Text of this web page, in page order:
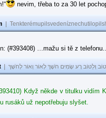
nevim, třeba to za 30 let
(#393408) …mažu si tě z telefonu..
וְלַטּוֹב רָע שָׂמִים חֹשֶׁךְ לְאוֹר וְאוֹר לְחֹשֶׁךְ
Když někde v titulku vidím
rusáků už nepotřebuju slyšet.